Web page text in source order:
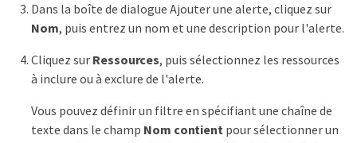
Dans la boîte de dialogue Ajouter une alerte, cliquez sur
Nom, puis entrez un nom et une description pour l'alerte.
Cliquez sur Ressources, puis sélectionnez les ressources
à inclure ou à exclure de l'alerte.
Vous pouvez définir un filtre en spécifiant une chaîne de
texte dans le champ Nom contient pour sélectionner un